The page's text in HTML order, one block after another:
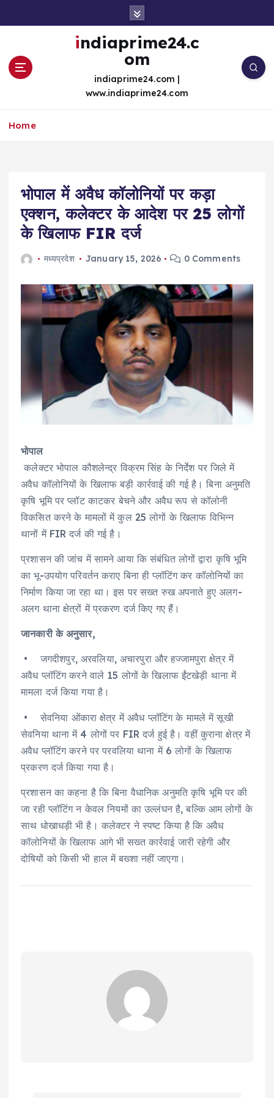
indiaprime24.c
om
indiaprime24.com |
www.indiaprime24.com
Home
भोपाल में अवैध कॉलोनियों पर कड़ा
एक्शन, कलेक्टर के आदेश पर 25 लोगों
के खिलाफ FIR दर्ज
मध्यप्रदेश January 15, 2026 0 Comments
भोपाल
कलेक्टर भोपाल कौशलेन्द्र विक्रम सिंह के निर्देश पर जिले में
अवैध कॉलोनियों के खिलाफ बड़ी कार्रवाई की गई है। बिना अनुमति
कृषि भूमि पर प्लॉट काटकर बेचने और अवैध रूप से कॉलोनी
विकसित करने के मामलों में कुल 25 लोगों के खिलाफ विभिन्न
थानों में FIR दर्ज की गई है।
प्रशासन की जांच में सामने आया कि संबंधित लोगों द्वारा कृषि भूमि
का भू-उपयोग परिवर्तन कराए बिना ही प्लॉटिंग कर कॉलोनियों का
निर्माण किया जा रहा था। इस पर सख्त रुख अपनाते हुए अलग-
अलग थाना क्षेत्रों में प्रकरण दर्ज किए गए हैं।
जानकारी के अनुसार,
• जगदीशपुर, अरवलिया, अचारपुरा और हज्जामपुरा क्षेत्र में
अवैध प्लॉटिंग करने वाले 15 लोगों के खिलाफ ईंटखेड़ी थाना में
मामला दर्ज किया गया है।
• सेवनिया ओंकारा क्षेत्र में अवैध प्लॉटिंग के मामले में सूखी
सेवनिया थाना में 4 लोगों पर FIR दर्ज हुई है। वहीं कुराना क्षेत्र में
अवैध प्लॉटिंग करने पर परवलिया थाना में 6 लोगों के खिलाफ
प्रकरण दर्ज किया गया है।
प्रशासन का कहना है कि बिना वैधानिक अनुमति कृषि भूमि पर की
जा रही प्लॉटिंग न केवल नियमों का उल्लंघन है, बल्कि आम लोगों के
साथ धोखाधड़ी भी है। कलेक्टर ने स्पष्ट किया है कि अवैध
कॉलोनियों के खिलाफ आगे भी सख्त कार्रवाई जारी रहेगी और
दोषियों को किसी भी हाल में बख्शा नहीं जाएगा।